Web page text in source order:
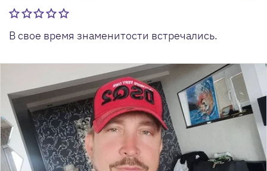
В свое время знаменитости встречались.